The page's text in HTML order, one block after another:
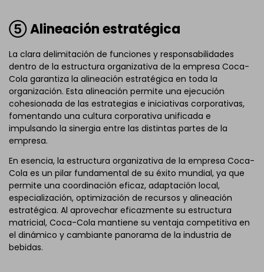
⑤ Alineación estratégica
La clara delimitación de funciones y responsabilidades
dentro de la estructura organizativa de la empresa Coca-
Cola garantiza la alineación estratégica en toda la
organización. Esta alineación permite una ejecución
cohesionada de las estrategias e iniciativas corporativas,
fomentando una cultura corporativa unificada e
impulsando la sinergia entre las distintas partes de la
empresa.
En esencia, la estructura organizativa de la empresa Coca-
Cola es un pilar fundamental de su éxito mundial, ya que
permite una coordinación eficaz, adaptación local,
especialización, optimización de recursos y alineación
estratégica. Al aprovechar eficazmente su estructura
matricial, Coca-Cola mantiene su ventaja competitiva en
el dinámico y cambiante panorama de la industria de
bebidas.